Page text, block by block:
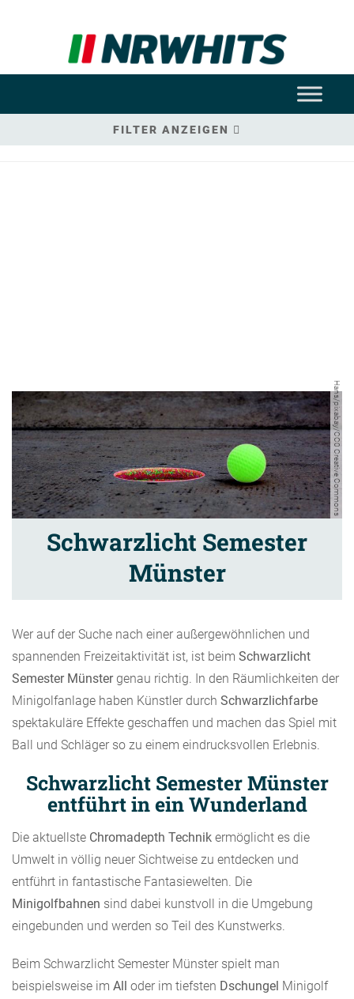
FILTER ANZEIGEN
Hans/pixabay/CC0 Creative Commons
Schwarzlicht Semester
Münster
Wer auf der Suche nach einer außergewöhnlichen und
spannenden Freizeitaktivität ist, ist beim Schwarzlicht
Semester Münstergenau richtig. In den Räumlichkeiten der
Minigolfanlage haben Künstler durch Schwarzlichfarbe
spektakuläre Effekte geschaffen und machen das Spiel mit
Ball und Schläger so zu einem eindrucksvollen Erlebnis.
Schwarzlicht Semester Münster
entführt in ein Wunderland
Die aktuellste Chromadepth Technik ermöglicht es die
Umwelt in völlig neuer Sichtweise zu entdecken und
entführt in fantastische Fantasiewelten. Die
Minigolfbahnen sind dabei kunstvoll in die Umgebung
eingebunden und werden so Teil des Kunstwerks.
Beim Schwarzlicht Semester Münster spielt man
beispielsweise im All oder im tiefsten Dschungel Minigolf